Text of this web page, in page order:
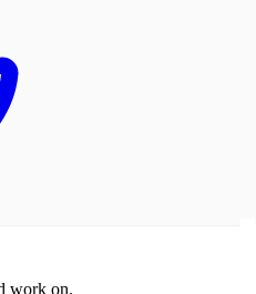
work on.